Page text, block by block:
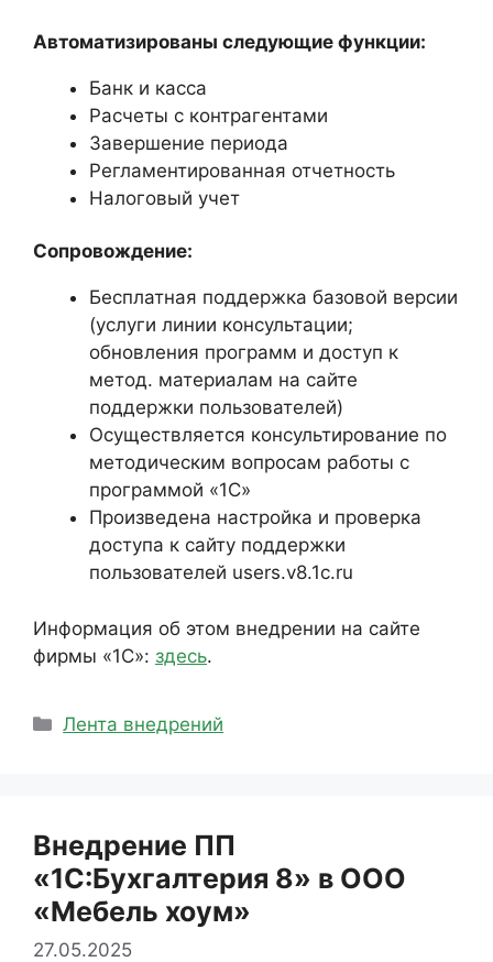
Автоматизированы следующие функции:
Банк и касса
Расчеты с контрагентами
Завершение периода
Регламентированная отчетность
Налоговый учет
Сопровождение:
Бесплатная поддержка базовой версии
(услуги линии консультации;
обновления программ и доступ к
метод. материалам на сайте
поддержки пользователей)
Осуществляется консультирование по
методическим вопросам работы с
программой «1С»
Произведена настройка и проверка
доступа к сайту поддержки
пользователей users.v8.1c.ru
Информация об этом внедрении на сайте
фирмы «1С»: здесь.
Рубрики
Лента внедрений
Внедрение ПП
«1С:Бухгалтерия 8» в ООО
«Мебель хоум»
27.05.2025